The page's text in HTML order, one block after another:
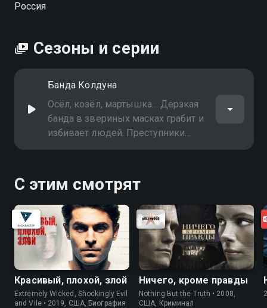
Россия
Сезоны и серии
Банда Колдуна
Осёл, козёл, мартышка… Дерзкая
банда в звериных масках грабит и
избивает людей. Преступники
безошибочно находят тайники с
знают, где именно надо искать? И
как выбирают своих жертв?
С этим смотрят
Красивый, плохой, злой
Extremely Wicked, Shockingly Evil
and Vile • 2019, США, Биография
Ничего, кроме правды
Nothing But the Truth • 2008,
США, Криминал